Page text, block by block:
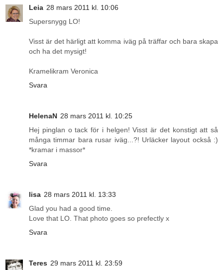
Leia 28 mars 2011 kl. 10:06
Supersnygg LO!
Visst är det härligt att komma iväg på träffar och bara skapa
och ha det mysigt!
Kramelikram Veronica
Svara
HelenaN 28 mars 2011 kl. 10:25
Hej pinglan o tack för i helgen! Visst är det konstigt att så
många timmar bara rusar iväg...?! Urläcker layout också :)
*kramar i massor*
Svara
lisa 28 mars 2011 kl. 13:33
Glad you had a good time.
Love that LO. That photo goes so prefectly x
Svara
Teres 29 mars 2011 kl. 23:59